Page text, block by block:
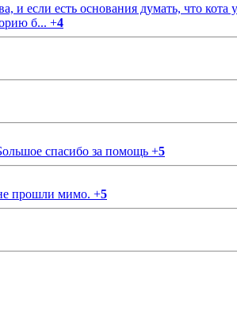
если есть основания думать, что
б... +4
спасибо за помощь +5
прошли мимо. +5